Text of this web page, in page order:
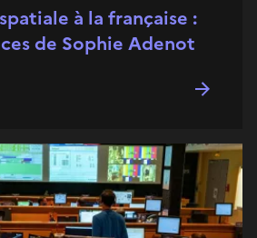
à la française :
de Sophie Adenot